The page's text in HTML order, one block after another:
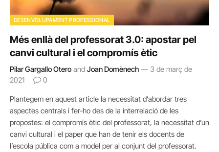
DESENVOLUPAMENT PROFESSIONAL
Més enllà del professorat 3.0: apostar pel
canvi cultural i el compromís ètic
Pilar Gargallo Otero and Joan Domènech
3 de març de
2021
0
Plantegem en aquest article la necessitat d’abordar tres
aspectes centrals i fer-ho des de la interrelació de les
propostes: el compromís ètic del professorat, la necessitat d’un
canvi cultural i el paper que han de tenir els docents de
l’escola pública com a model per al conjunt del professorat.